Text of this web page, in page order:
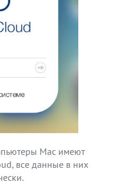
Mac имеют
все данные в них